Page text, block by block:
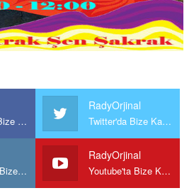
Facebook'ta Bize Katılın
RadyOrjinal
Twitter'da Bize Katılın
Instagram'da Bize katılın
RadyOrjinal
Youtube'ta Bize Katılın